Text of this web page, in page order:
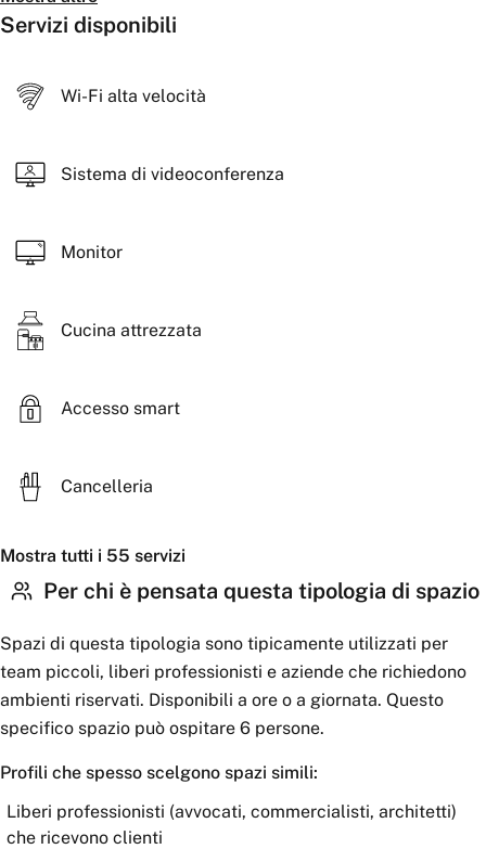
comfort e funzionalità in un unico spazio.
Servizi disponibili
Wi-Fi alta velocità
Sistema di videoconferenza
Monitor
Cucina attrezzata
Accesso smart
Cancelleria
Mostra tutti i 55 servizi
Per chi è pensata questa tipologia di spazio
Spazi di questa tipologia sono tipicamente utilizzati per
team piccoli, liberi professionisti e aziende che richiedono
ambienti riservati. Disponibili a ore o a giornata. Questo
specifico spazio può ospitare 6 persone.
Profili che spesso scelgono spazi simili:
Liberi professionisti (avvocati, commercialisti, architetti)
che ricevono clienti